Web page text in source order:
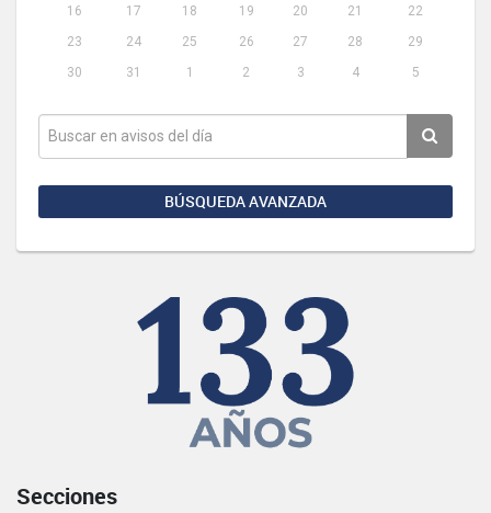
16
17 18 19 20 21
22
23
24 25 26 27 28
29
30
31 1 2 3 4 5
BÚSQUEDA AVANZADA
Secciones